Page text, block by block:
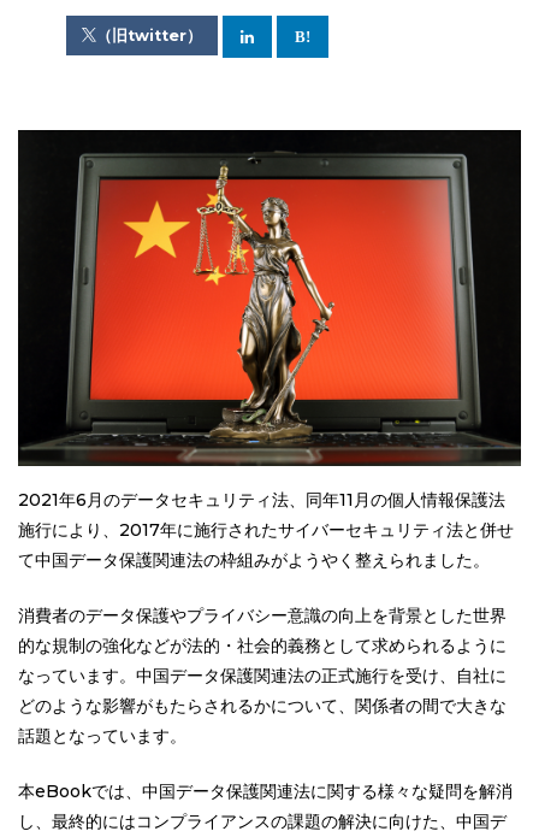
（旧twitter）
2021年6月のデータセキュリティ法、同年11月の個人情報保護法
施行により、2017年に施行されたサイバーセキュリティ法と併せ
て中国データ保護関連法の枠組みがようやく整えられました。
消費者のデータ保護やプライバシー意識の向上を背景とした世界
的な規制の強化などが法的・社会的義務として求められるように
なっています。中国データ保護関連法の正式施行を受け、自社に
どのような影響がもたらされるかについて、関係者の間で大きな
話題となっています。
本eBookでは、中国データ保護関連法に関する様々な疑問を解消
し、最終的にはコンプライアンスの課題の解決に向けた、中国デ